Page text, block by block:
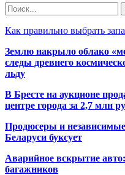
Как правильно выбрать
Землю накрыло облако
следы древнего
льду
В Бресте на аукционе
центре города за 2,7 млн
Продюсеры и
Беларуси буксует
Аварийное вскрытие
багажников